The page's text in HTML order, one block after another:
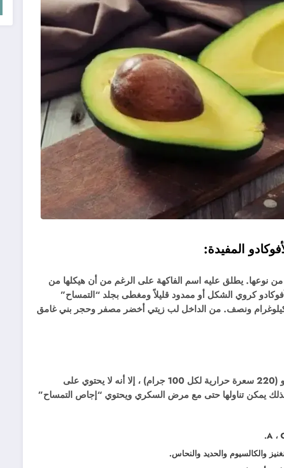
المفيدة:
من نوعها. يطلق عليه اسم الفاكهة على الرغم من أن هيكلها من
كروي الشكل أو ممدود قليلاً ومغطى بجلد “التمساح”
وزنها من 150-200 جم إلى كيلوغرام ونصف. من الداخل لب زيتي أخضر مصفر وحجر بني غامق
على الرغم من القيمة الغذائية العالية للأفوكادو (220 سعرة حرارية لكل 100 جرام) ، إلا أنه لا يحتوي على
يمكن تناولها حتى مع مرض السكري ويحتوي “إجاص التمساح”
والكالسيوم والحديد والنحاس.